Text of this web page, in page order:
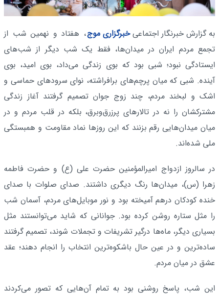
به گزارش خبرنگار اجتماعیخبرگزاری موج، هفتاد و نهمین شب از
تجمع مردم ایران در میدان‌ها، فقط یک شب دیگر از شب‌های
ایستادگی نبود؛ شبی بود که بوی زندگی می‌داد، بوی امید، بوی
آینده. شبی که میان پرچم‌های برافراشته، نوای سرودهای حماسی و
اشک و لبخند مردم، چند زوج جوان تصمیم گرفتند آغاز زندگی
مشترکشان را نه در تالارهای پرزرق‌وبرق، بلکه در قلب مردم و در
میان میدان‌هایی رقم بزنند که این روزها نماد مقاومت و همبستگی
ملی شده‌اند.
در سالروز ازدواج امیرالمؤمنین حضرت علی (ع) و حضرت فاطمه
زهرا (س)، میدان‌ها رنگ دیگری داشتند. صدای صلوات با صدای
خنده کودکان درهم آمیخته بود و نور موبایل‌های مردم، آسمان شب
را مثل ستاره روشن کرده بود. جوانانی که شاید می‌توانستند مثل
بسیاری دیگر، ماه‌ها درگیر تشریفات و تجملات شوند، تصمیم گرفتند
ساده‌ترین و در عین حال باشکوه‌ترین انتخاب را انجام دهند؛ عقد
عشق در میان مردم.
این شب، پاسخ روشنی بود به تمام آن‌هایی که تصور می‌کردند